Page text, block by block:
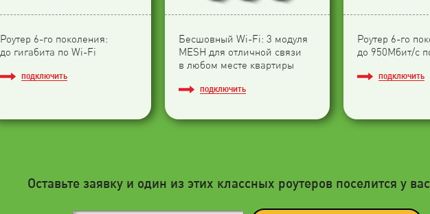
Роутер 6-го поколения:
до гигабита по Wi-Fi
ПОДКЛЮЧИТЬ
Бесшовный Wi-Fi: 3 модуля
МESH для отличной связи
в любом месте квартиры
ПОДКЛЮЧИТЬ
Роутер 6-го
до 950Мбит/с
ПОДКЛЮЧИТЬ
Оставьте заявку и один из этих классных роутеров поселится у